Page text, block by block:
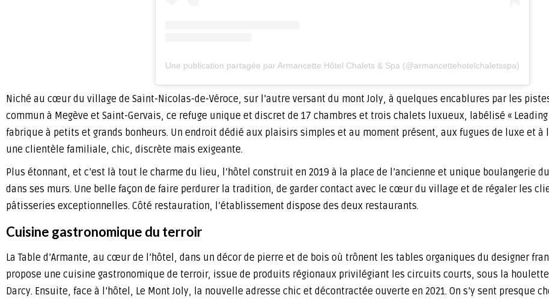
Une publication partagée par Armancette Hôtel Chalets & Spa (@armancettehotelchaletsspa)
Niché au cœur du village de Saint-Nicolas-de-Véroce, sur l’autre versant du mont Joly, à quelques encablures par les
commun à Megève et Saint-Gervais, ce refuge unique et discret de 17 chambres et trois chalets luxueux, labélisé «
fabrique à petits et grands bonheurs. Un endroit dédié aux plaisirs simples et au moment présent, aux fugues de luxe et à
une clientèle familiale, chic, discrète mais exigeante.
Plus étonnant, et c’est là tout le charme du lieu, l’hôtel construit en 2019 à la place de l’ancienne et unique boulangerie
dans ses murs. Une belle façon de faire perdurer la tradition, de garder contact avec le cœur du village et de régaler les
pâtisseries exceptionnelles. Côté restauration, l’établissement dispose des deux restaurants.
Cuisine gastronomique du terroir
La Table d’Armante, au cœur de l’hôtel, dans un décor de pierre et de bois où trônent les tables organiques du designer
propose une cuisine gastronomique de terroir, issue de produits régionaux privilégiant les circuits courts, sous la
Darcy. Ensuite, face à l’hôtel, Le Mont Joly, la nouvelle adresse chic et décontractée ouverte en 2021. On s’y sent presque